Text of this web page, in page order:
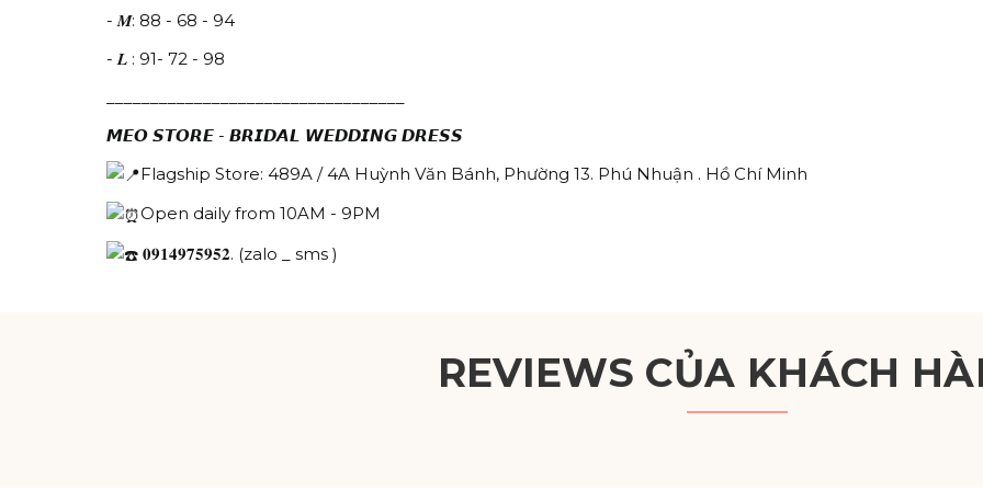
- 𝑴: 88 - 68 - 94
- 𝑳 : 91- 72 - 98
𝙈𝙀𝙊 𝙎𝙏𝙊𝙍𝙀 - 𝘽𝙍𝙄𝘿𝘼𝙇 𝙒𝙀𝘿𝘿𝙄𝙉𝙂 𝘿𝙍𝙀𝙎𝙎
Flagship Store: 489A / 4A Huỳnh Văn Bánh, Phường 13. Phú Nhuận . Hồ Chí Minh
Open daily from 10AM - 9PM
𝟎𝟗𝟏𝟒𝟗𝟕𝟓𝟗𝟓𝟐. (zalo _ sms )
REVIEWS CỦA KHÁCH